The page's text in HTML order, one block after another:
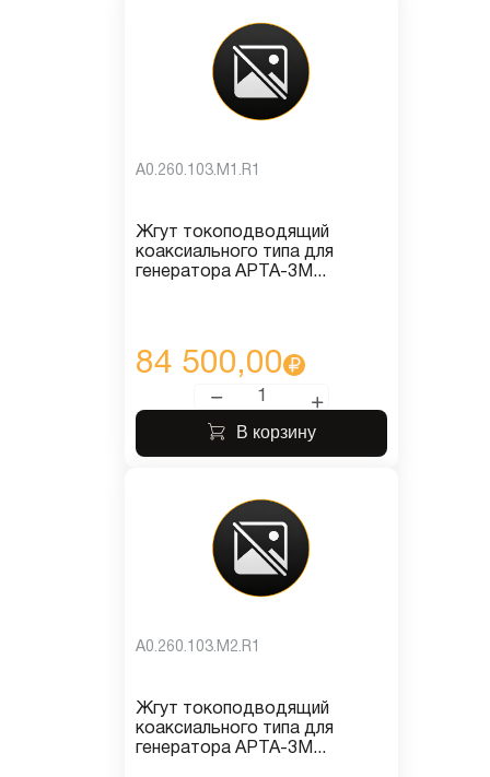
A0.260.103.M1.R1
Жгут токоподводящий
коаксиального типа для
генератора АРТА-3М...
84 500,00
В корзину
A0.260.103.M2.R1
Жгут токоподводящий
коаксиального типа для
генератора АРТА-3М...